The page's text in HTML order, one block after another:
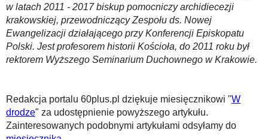
w latach 2011 - 2017 biskup pomocniczy archidiecezji
krakowskiej, przewodniczący Zespołu ds. Nowej
Ewangelizacji działającego przy Konferencji Episkopatu
Polski. Jest profesorem historii Kościoła, do 2011 roku był
rektorem Wyższego Seminarium Duchownego w Krakowie.
Redakcja portalu 60plus.pl dziękuje miesięcznikowi "W
drodze" za udostępnienie powyższego artykułu.
Zainteresowanych podobnymi artykułami odsyłamy do